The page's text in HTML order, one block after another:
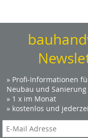
» Profi-Informationen
Neubau und Sanierung
» 1 x im Monat
» kostenlos und